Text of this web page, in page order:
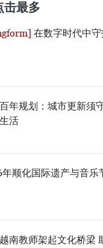
击最多
在数字时代中
年规划：城市更新须
活
顺化国际遗产与音乐
南教师架起文化桥梁